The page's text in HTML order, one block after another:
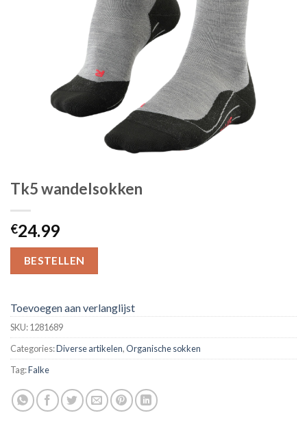
Tk5 wandelsokken
€24.99
BESTELLEN
Toevoegen aan verlanglijst
SKU:1281689
Categories:Diverse artikelen,Organische sokken
Tag:Falke